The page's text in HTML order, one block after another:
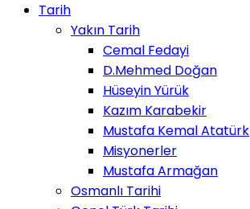
Tarih
Yakın Tarih
Cemal Fedayi
D.Mehmed Doğan
Hüseyin Yürük
Kazım Karabekir
Mustafa Kemal Atatürk
Misyonerler
Mustafa Armağan
Osmanlı Tarihi